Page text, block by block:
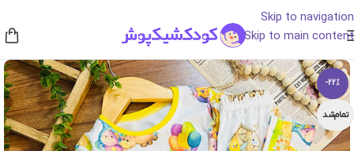
Skip to navigation
Skip to main content
-22%
تمام‌شد